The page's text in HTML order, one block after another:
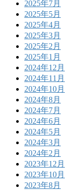
2025年7月
2025年5月
2025年4月
2025年3月
2025年2月
2025年1月
2024年12月
2024年11月
2024年10月
2024年8月
2024年7月
2024年6月
2024年5月
2024年3月
2024年2月
2023年12月
2023年10月
2023年8月